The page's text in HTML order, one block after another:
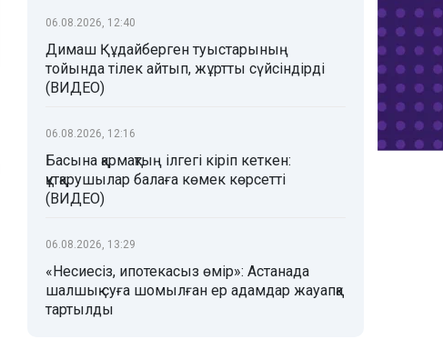
06.08.2026, 12:40
Димаш Құдайберген туыстарының
тойында тілек айтып, жұртты сүйсіндірді
(ВИДЕО)
06.08.2026, 12:16
Басына қармақтың ілгегі кіріп кеткен:
құтқарушылар балаға көмек көрсетті
(ВИДЕО)
06.08.2026, 13:29
«Несиесіз, ипотекасыз өмір»: Астанада
шалшық суға шомылған ер адамдар жауапқа
тартылды